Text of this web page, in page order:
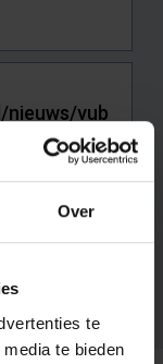
Over
te
te bieden
de fout zag.